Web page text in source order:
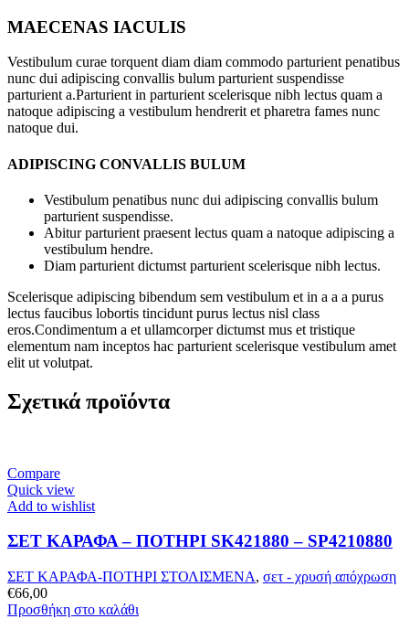
MAECENAS IACULIS
Vestibulum curae torquent diam diam commodo parturient penatibus
nunc dui adipiscing convallis bulum parturient suspendisse
parturient a.Parturient in parturient scelerisque nibh lectus quam a
natoque adipiscing a vestibulum hendrerit et pharetra fames nunc
natoque dui.
ADIPISCING CONVALLIS BULUM
Vestibulum penatibus nunc dui adipiscing convallis bulum
parturient suspendisse.
Abitur parturient praesent lectus quam a natoque adipiscing a
vestibulum hendre.
Diam parturient dictumst parturient scelerisque nibh lectus.
Scelerisque adipiscing bibendum sem vestibulum et in a a a purus
lectus faucibus lobortis tincidunt purus lectus nisl class
eros.Condimentum a et ullamcorper dictumst mus et tristique
elementum nam inceptos hac parturient scelerisque vestibulum amet
elit ut volutpat.
Σχετικά προϊόντα
Compare
Quick view
Add to wishlist
ΣΕΤ ΚΑΡΑΦΑ – ΠΟΤΗΡΙ SK421880 – SP4210880
ΣΕΤ ΚΑΡΑΦΑ-ΠΟΤΗΡΙ ΣΤΟΛΙΣΜΕΝΑ, σετ - χρυσή απόχρωση
€66,00
Προσθήκη στο καλάθι